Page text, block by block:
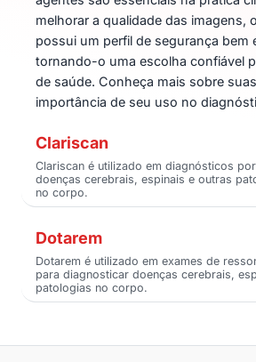
melhorar a qualidade das imagens,
possui um perfil de segurança bem
tornando-o uma escolha confiável
de saúde. Conheça mais sobre
importância de seu uso no
Clariscan
Clariscan é utilizado em diagnósticos
doenças cerebrais, espinais e outras
no corpo.
Dotarem
Dotarem é utilizado em exames de
para diagnosticar doenças cerebrais,
patologias no corpo.